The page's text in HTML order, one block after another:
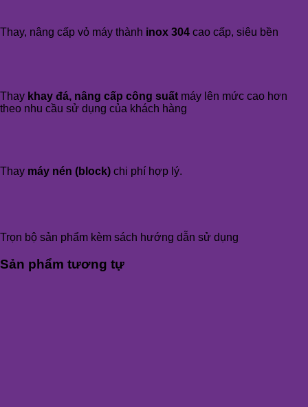
Thay, nâng cấp vỏ máy thành inox 304 cao cấp, siêu bền
Thay khay đá, nâng cấp công suất máy lên mức cao hơn
theo nhu cầu sử dụng của khách hàng
Thay máy nén (block) chi phí hợp lý.
Trọn bộ sản phẩm kèm sách hướng dẫn sử dụng
Sản phẩm tương tự